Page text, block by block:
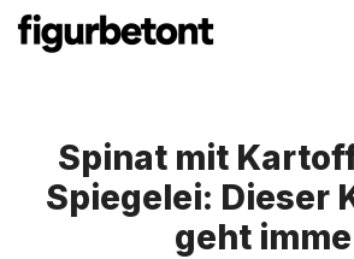
Zum
Inhalt
Spinat mit
Spiegelei: Dieser
geht